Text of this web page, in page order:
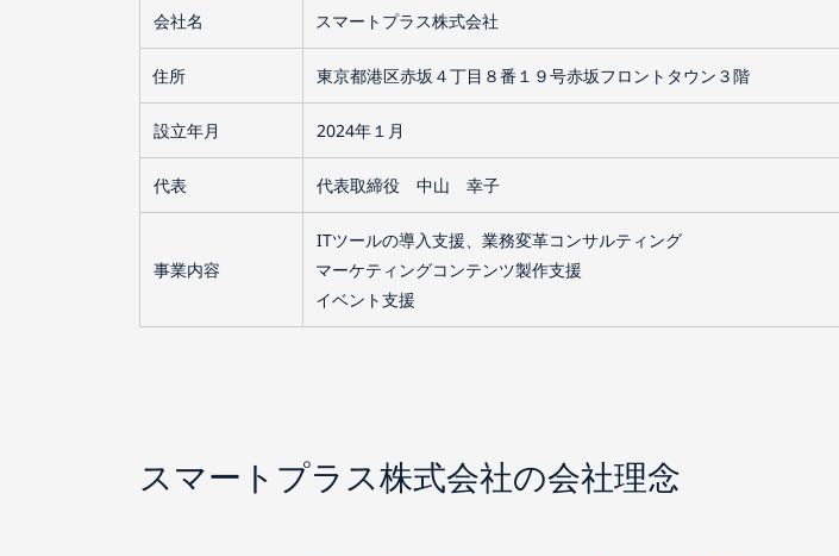
会社名 スマートプラス株式会社
住所 東京都港区赤坂４丁目８番１９号赤坂フロントタウン３階
設立年月 2024年１月
代表 代表取締役 中山 幸子
事業内容
ITツールの導入支援、業務変革コンサルティング
マーケティングコンテンツ製作支援
イベント支援
スマートプラス株式会社の会社理念